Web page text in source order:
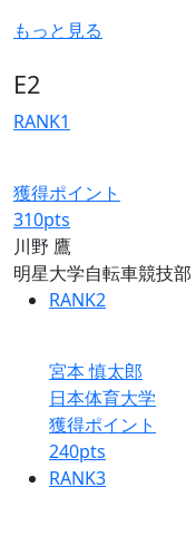
もっと見る
E2
RANK1
獲得ポイント
310pts
川野 鷹
明星大学自転車競技部
RANK2
宮本 慎太郎
日本体育大学
獲得ポイント
240pts
RANK3